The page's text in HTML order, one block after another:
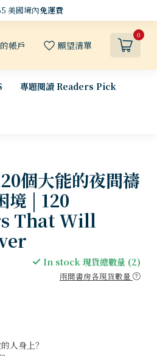
美國境內免運費
帳戶 願望清單
0
專題閱讀 Readers Pick
個大能的夜間禱
境 | 120
That Will
In stock 現貨總數量 (2)
兩間書房各現貨數量
人身上？